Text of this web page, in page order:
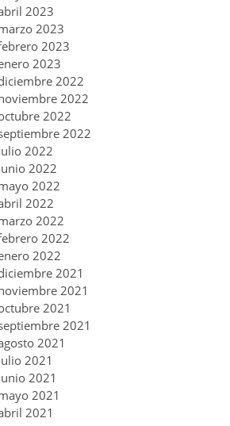
2023
2023
2023
2023
2022
2022
2022
2022
2022
2022
2022
2022
2022
2022
2022
2021
2021
2021
2021
2021
2021
2021
2021
2021